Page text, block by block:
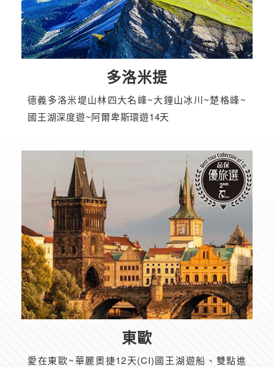
多洛米提
德義多洛米堤山林四大名峰~大鐘山冰川~楚格峰~
國王湖深度遊~阿爾卑斯環遊14天
東歐
愛在東歐~華麗奧捷12天(CI)國王湖遊船、雙點進